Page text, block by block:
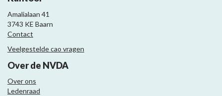
Amalialaan 41
3743 KE Baarn
Contact
Veelgestelde cao vragen
Over de NVDA
Over ons
Ledenraad